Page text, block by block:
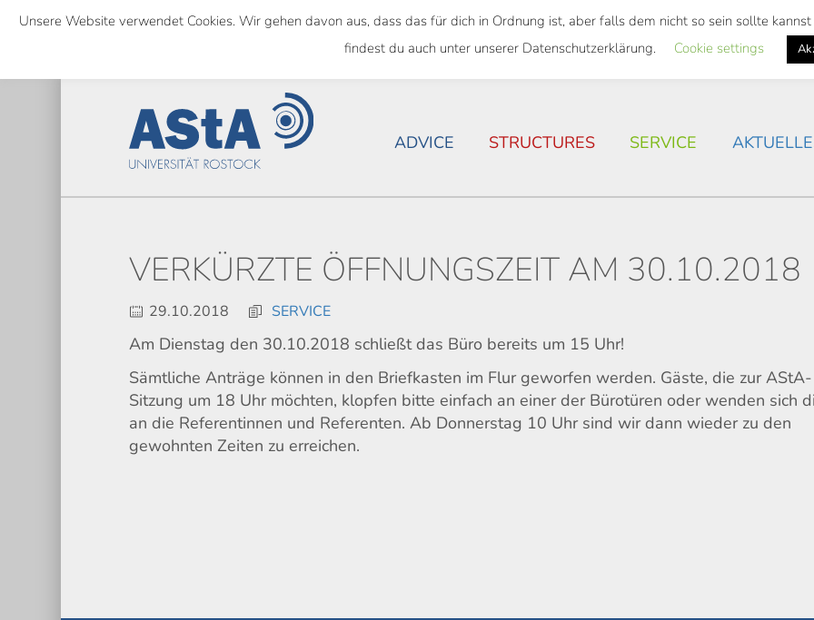
Skip
content
NATIONWIDE SEMESTER TICKET HOUSING SITUATION IN
ADVICE STRUCTURES SERVICE
VERKÜRZTE ÖFFNUNGSZEIT AM 30.10.2018
29.10.2018 SERVICE
Am Dienstag den 30.10.2018 schließt das Büro bereits um 15 Uhr!
Sämtliche Anträge können in den Briefkasten im Flur geworfen werden. Gäste, die zur AStA-
Sitzung um 18 Uhr möchten, klopfen bitte einfach an einer der Bürotüren oder wenden sich
an die Referentinnen und Referenten. Ab Donnerstag 10 Uhr sind wir dann wieder zu den
gewohnten Zeiten zu erreichen.
Unsere Website verwendet Cookies. Wir gehen davon aus, dass das für dich in Ordnung ist, aber falls dem nicht so sein sollte
findest du auch unter unserer Datenschutzerklärung.
Cookie settings